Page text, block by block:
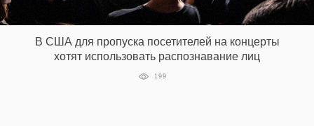
В США для пропуска посетителей на концерты
хотят использовать распознавание лиц
199